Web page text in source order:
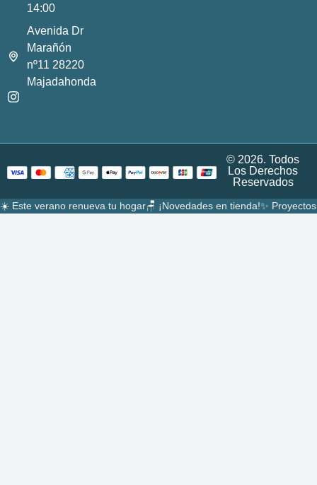
14:00
Avenida Dr
Marañón
nº11 28220
Majadahonda
© 2026. Todos
Los Derechos
Reservados
☀️ Este verano renueva tu hogar🪑 ¡Novedades en tienda!✨